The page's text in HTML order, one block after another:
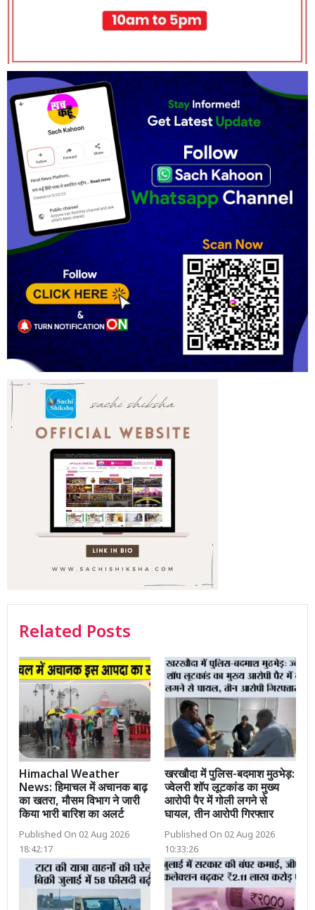
Related Posts
Himachal Weather
News: हिमाचल में अचानक बाढ़
का खतरा, मौसम विभाग ने जारी
किया भारी बारिश का अलर्ट
Published On 02 Aug 2026
18:42:17
खरखौदा में पुलिस-बदमाश मुठभेड़:
ज्वेलरी शॉप लूटकांड का मुख्य
आरोपी पैर में गोली लगने से
घायल, तीन आरोपी गिरफ्तार
Published On 02 Aug 2026
10:33:26